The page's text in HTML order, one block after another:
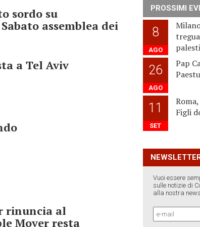
sordo su
assemblea dei
a Tel Aviv
rinuncia al
Mover resta
PROSSIMI
8
AGO
26
AGO
Pap
11
SET
Figli
Vuoi essere
sulle notizie di
alla nostra